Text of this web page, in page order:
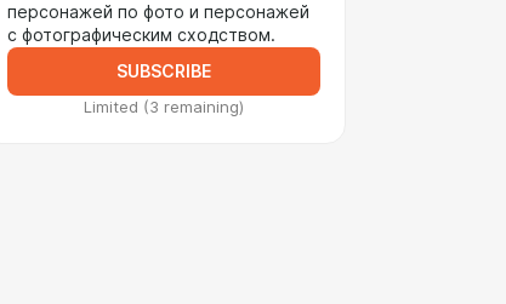
персонажей по фото и персонажей
с фотографическим сходством.
SUBSCRIBE
Limited (3 remaining)